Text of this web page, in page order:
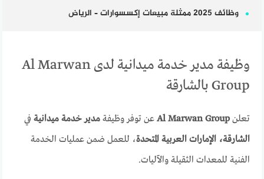
وظائف 2025 ممثلة مبيعات إكسسوارات – الرياض
وظيفة مدير خدمة ميدانية لدى Al Marwan
Group بالشارقة
تعلنAl Marwan Group عن توفر وظيفةمدير خدمة ميدانية في
الشارقة، الإمارات العربية المتحدة، للعمل ضمن عمليات الخدمة
الفنية للمعدات الثقيلة والآليات.